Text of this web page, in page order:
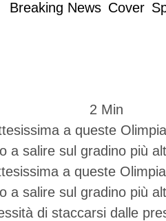
Breaking News Cover
2 Min
a queste
a salire sul gradino più
a queste
a salire sul gradino più
di staccarsi dalle